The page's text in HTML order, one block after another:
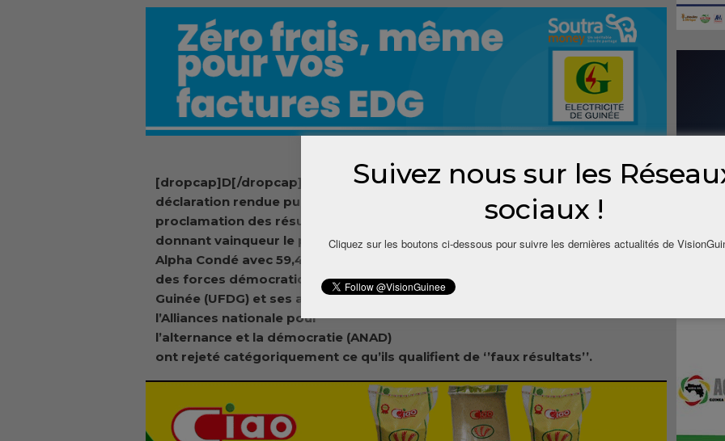
[dropcap]D[/dropcap]ans une
déclaration rendue publique après la
proclamation des résultats officiels
donnant vainqueur le président
Alpha Condé avec 59,49%, l’Union
des forces démocratiques de
Guinée (UFDG) et ses alliés de
l’Alliances nationale pour
l’alternance et la démocratie (ANAD)
ont rejeté catégoriquement ce qu’ils qualifient de ‘’faux résultats’’.
Suivez nous sur les
sociaux !
Cliquez sur les boutons ci-dessous pour suivre les dernières actualités de